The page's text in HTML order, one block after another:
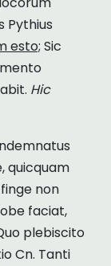
Pythius
esto; Sic
Hic
quicquam
non
faciat,
plebiscito
Cn. Tanti